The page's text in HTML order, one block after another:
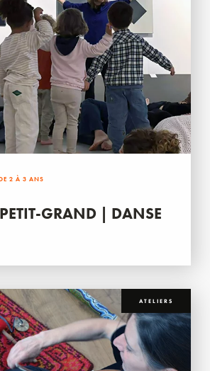
2 À 3 ANS
GRAND | DANSE
ATELIERS